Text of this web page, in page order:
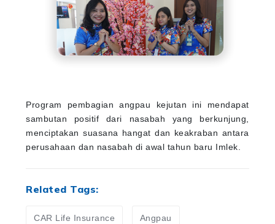
Program pembagian angpau kejutan ini mendapat
sambutan positif dari nasabah yang berkunjung,
menciptakan suasana hangat dan keakraban antara
perusahaan dan nasabah di awal tahun baru Imlek.
Related Tags:
CAR Life Insurance Angpau